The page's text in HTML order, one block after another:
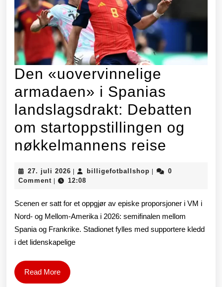
Den «uovervinnelige
armadaen» i Spanias
landslagsdrakt: Debatten
om startoppstillingen og
nøkkelmannens reise
i
27. juli 2026 27.
juli
| billigefotballshop billigefotballshop
|
0
Comment | 12:08
Scenen er satt for et oppgjør av episke proporsjoner i VM i
Nord- og Mellom-Amerika i 2026: semifinalen mellom
Spania og Frankrike. Stadionet fylles med supportere kledd
i det lidenskapelige
Read MoreRead
More